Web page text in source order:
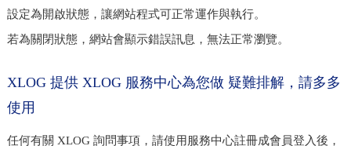
設定為開啟狀態，讓網站程式可正常運作與執行。
若為關閉狀態，網站會顯示錯誤訊息，無法正常瀏覽。
XLOG 提供 XLOG 服務中心為您做 疑難排解，請多多
使用
任何有關 XLOG 詢問事項，請使用服務中心註冊成會員登入後，